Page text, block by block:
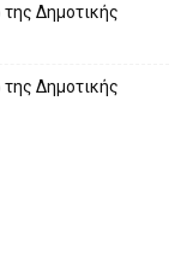
Δημοτικής
Δημοτικής